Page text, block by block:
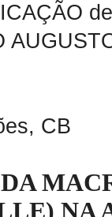
CB
NA